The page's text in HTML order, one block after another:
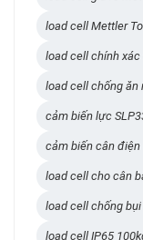
load cell Mettler
load cell chính xác
load cell chống ăn
cảm biến lực
cảm biến cân điện
load cell cho cân
load cell chống
load cell IP65